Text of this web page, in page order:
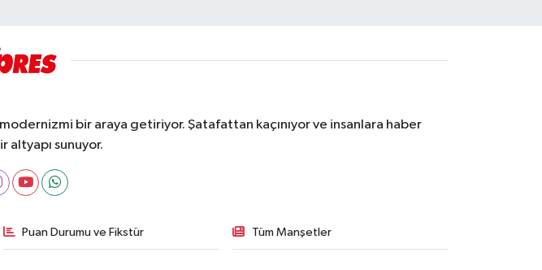
bir araya getiriyor. Şatafattan kaçınıyor ve insanlara haber
altyapı sunuyor.
Puan Durumu ve Fikstür Tüm Manşetler